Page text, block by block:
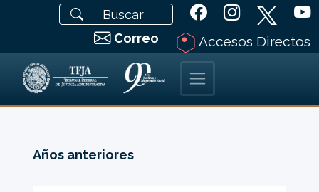
Correo Accesos Directos
Años anteriores